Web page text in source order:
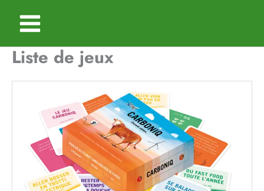
contenu
Liste de jeux